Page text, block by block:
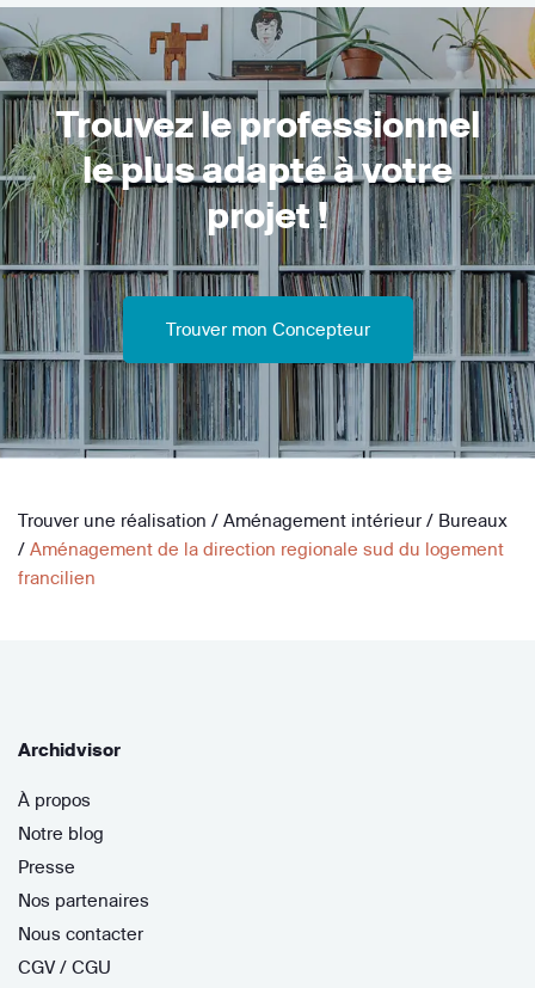
Trouvez le professionnel
le plus adapté à votre
projet !
Trouver mon Concepteur
Trouver une réalisation / Aménagement intérieur / Bureaux
/ Aménagement de la direction regionale sud du logement
francilien
Archidvisor
À propos
Notre blog
Presse
Nos partenaires
Nous contacter
CGV / CGU